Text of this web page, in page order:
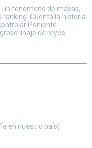
un fenómeno de masas,
Cuenta la historia
Poniente
linaje de reyes
en nuestro país)